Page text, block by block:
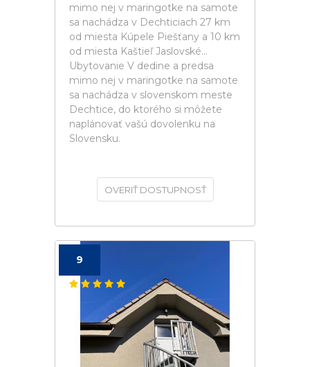
mimo nej v maringotke na samote
sa nachádza v Dechticiach 27 km
od miesta Kúpele Piešťany a 10 km
od miesta Kaštieľ Jaslovské...
Ubytovanie V dedine a predsa
mimo nej v maringotke na samote
sa nachádza v slovenskom meste
Dechtice, do ktorého si môžete
naplánovať vašú dovolenku na
Slovensku.
OVERIŤ DOSTUPNOSŤ
9